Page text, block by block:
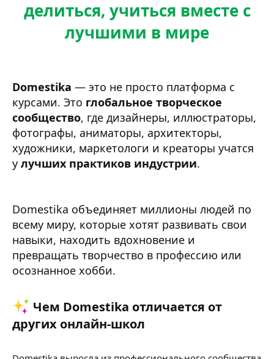
делиться, учиться вместе с
лучшими в мире
Domestika — это не просто платформа с
курсами. Это глобальное творческое
сообщество, где дизайнеры, иллюстраторы,
фотографы, аниматоры, архитекторы,
художники, маркетологи и креаторы учатся
у лучших практиков индустрии.
Domestika объединяет миллионы людей по
всему миру, которые хотят развивать свои
навыки, находить вдохновение и
превращать творчество в профессию или
осознанное хобби.
Чем Domestika отличается от
других онлайн-школ​